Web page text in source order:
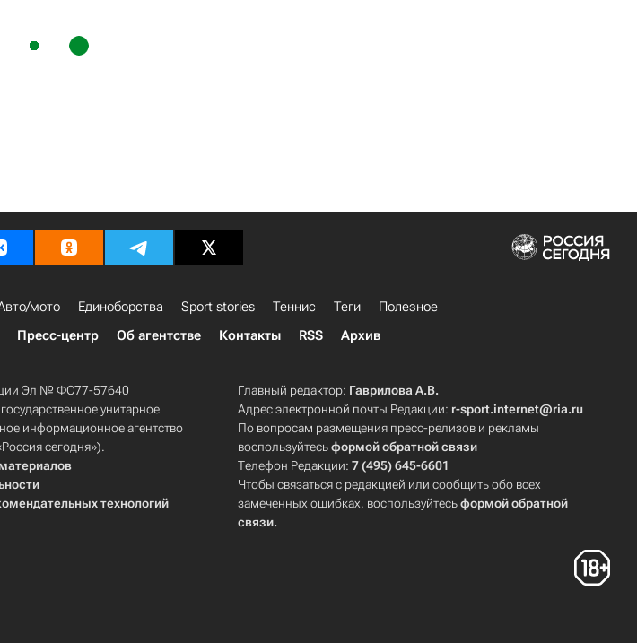
мото Единоборства Sport stories Теннис Теги
Полезное
Пресс-центр Об агентстве Контакты RSS Архив
Эл № ФС77-57640
унитарное
информационное агентство
сегодня»).
технологий
Главный редактор: Гаврилова А.В.
Адрес электронной почты Редакции: r-sport.internet@ria.ru
По вопросам размещения пресс-релизов и рекламы
воспользуйтесьформой обратной связи
Телефон Редакции:7 (495) 645-6601
Чтобы связаться с редакцией или сообщить обо всех
замеченных ошибках, воспользуйтесьформой обратной
связи.